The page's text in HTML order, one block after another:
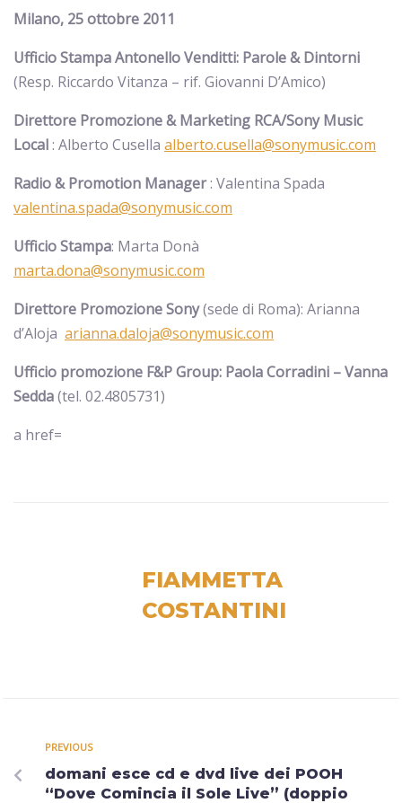
Milano, 25 ottobre 2011
Ufficio Stampa Antonello Venditti: Parole & Dintorni
(Resp. Riccardo Vitanza – rif. Giovanni D’Amico)
Direttore Promozione & Marketing RCA/Sony Music
Local: Alberto Cusella alberto.cusella@sonymusic.com
Radio & Promotion Manager: Valentina Spada
valentina.spada@sonymusic.com
Ufficio Stampa: Marta Donà
marta.dona@sonymusic.com
Direttore Promozione Sony(sede di Roma): Arianna
d’Aloja arianna.daloja@sonymusic.com
Ufficio promozione F&P Group: Paola Corradini – Vanna
Sedda(tel. 02.4805731)
a href=
FIAMMETTA
COSTANTINI
PREVIOUS
domani esce cd e dvd live dei POOH
“Dove Comincia il Sole Live” (doppio